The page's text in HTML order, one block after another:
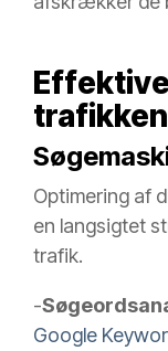
trafikken
Optimering af
en langsigtet
trafik.
-
Google